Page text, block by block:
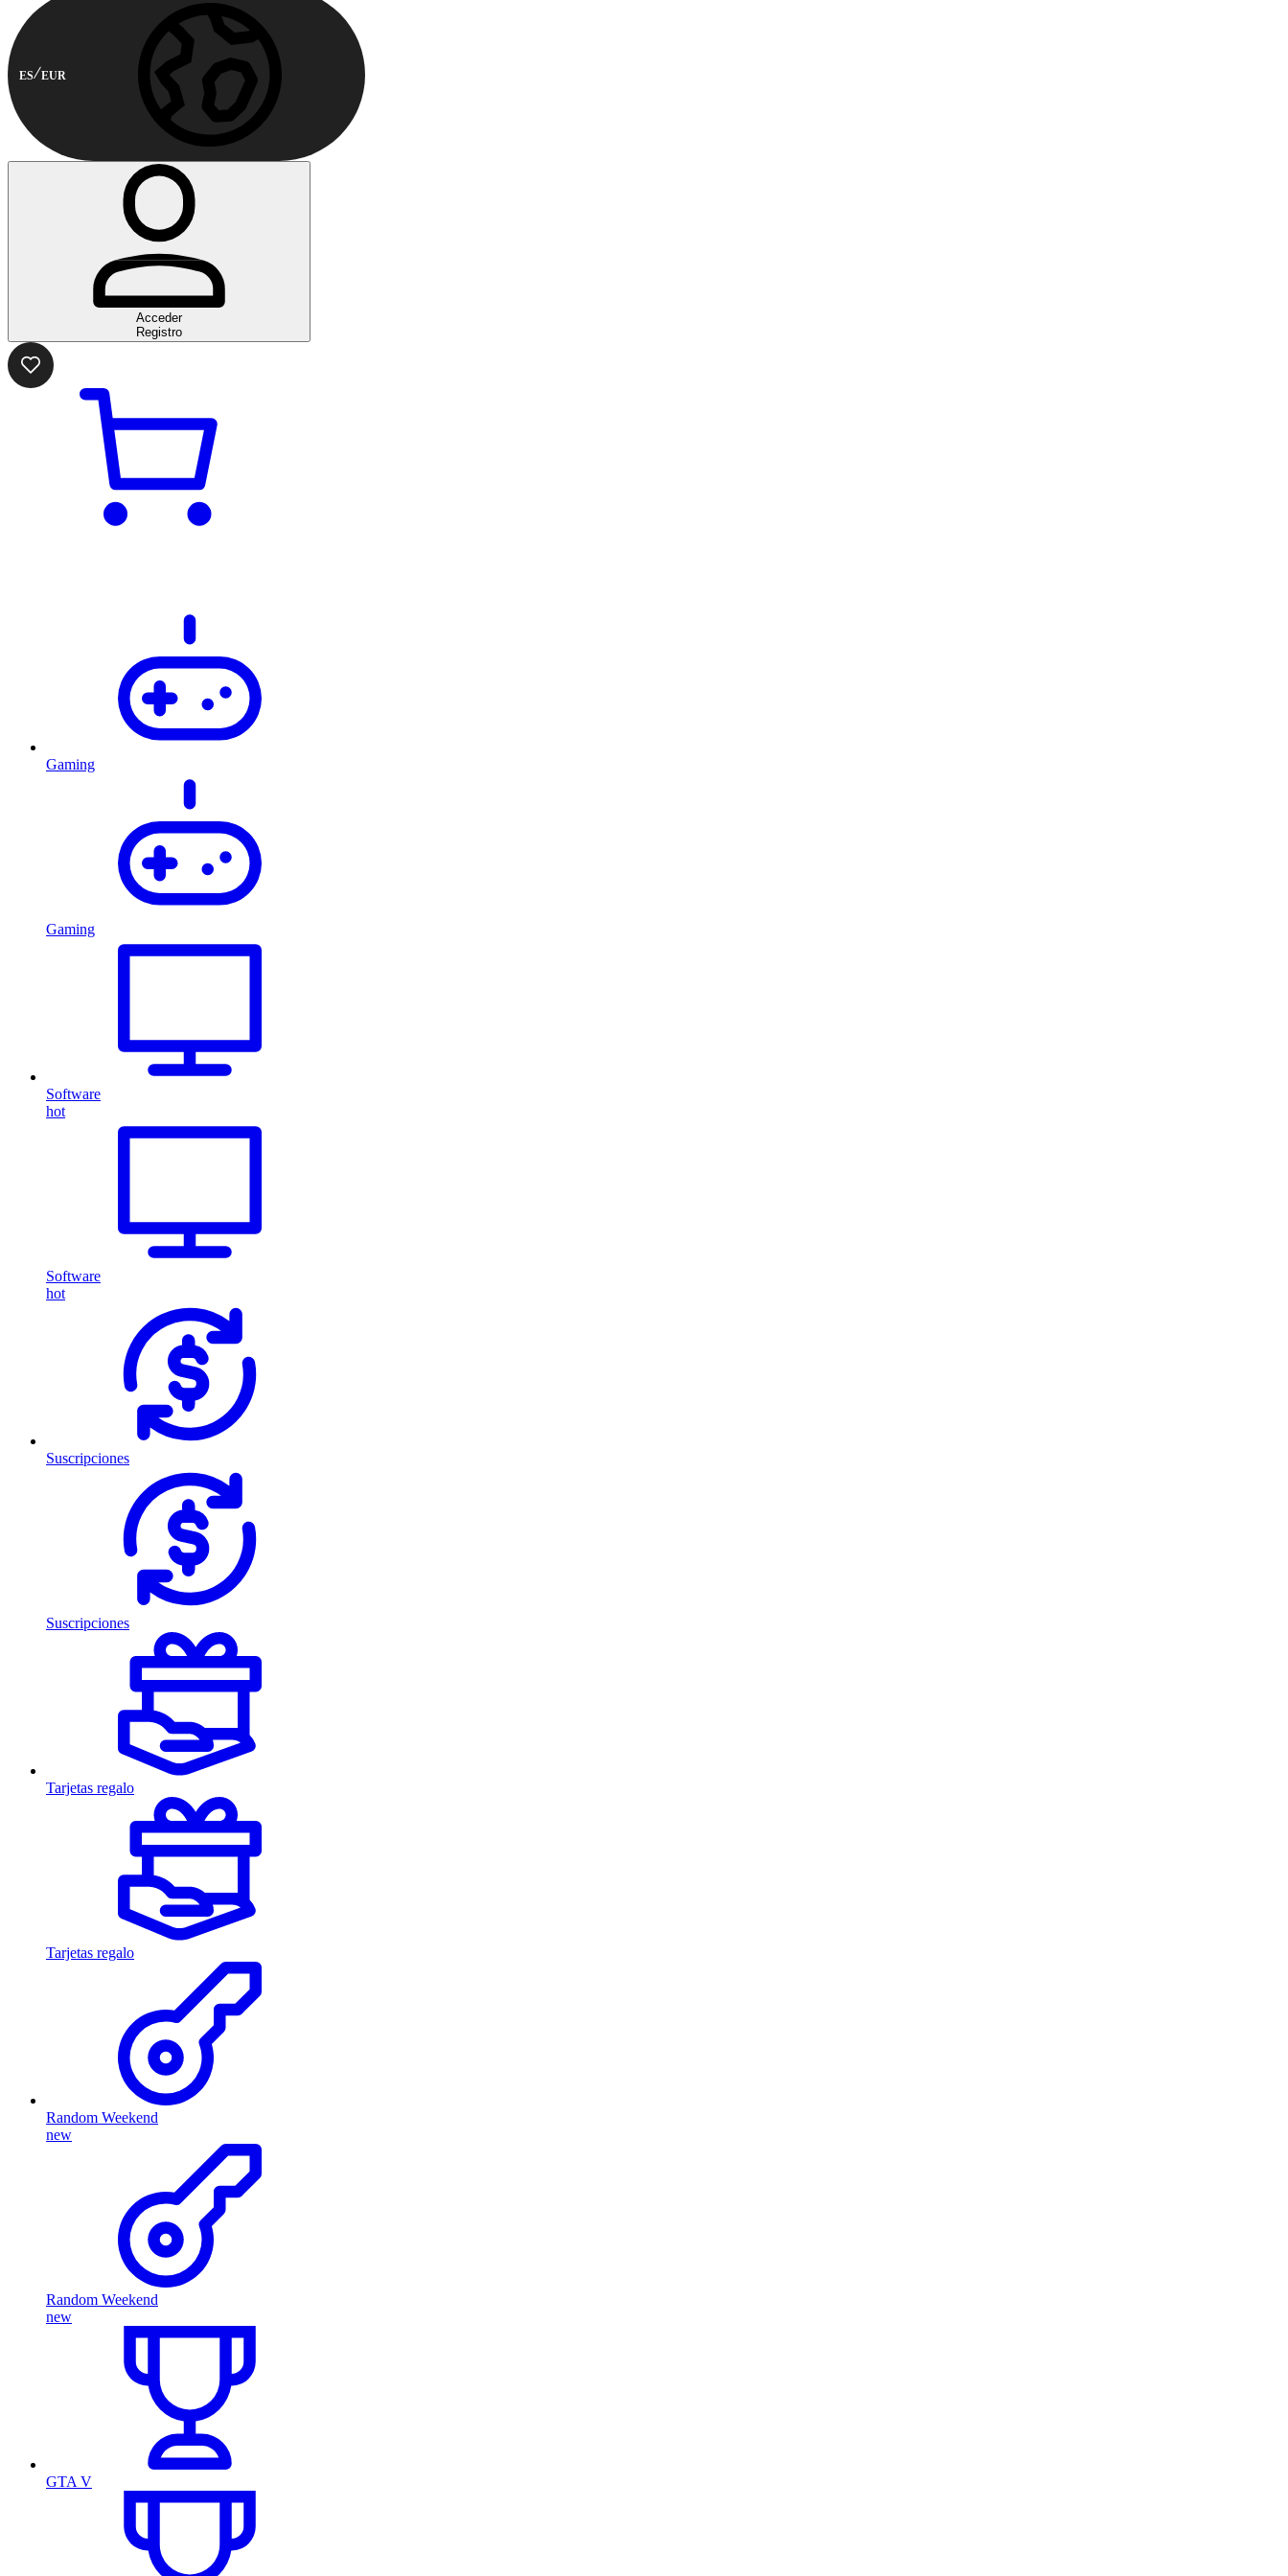
ES EUR
Acceder
Registro
Gaming
Gaming
Software
hot
Software
hot
Suscripciones
Suscripciones
Tarjetas regalo
Tarjetas regalo
Random Weekend
new
Random Weekend
new
GTA V